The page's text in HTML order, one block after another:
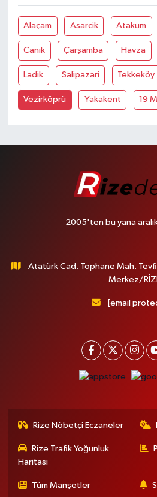
Alaçam Asarcik Atakum
Canik Çarşamba Havza
Ladik Salipazari Tekkeköy
Vezirköprü Yakakent 19
2005'ten bu yana
Atatürk Cad. Tophane Mah.
Merkez/
[email
Rize Nöbetçi Eczaneler
Rize Trafik Yoğunluk
Haritası
Tüm Manşetler